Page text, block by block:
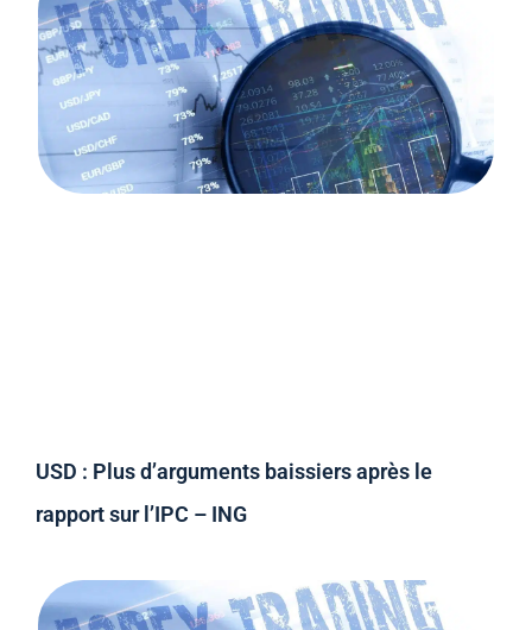
USD : Plus d’arguments baissiers après le
rapport sur l’IPC – ING